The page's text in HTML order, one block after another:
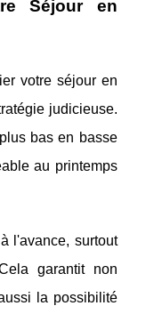
Séjour en
votre séjour en
judicieuse.
bas en basse
au printemps
l'avance, surtout
garantit non
la possibilité